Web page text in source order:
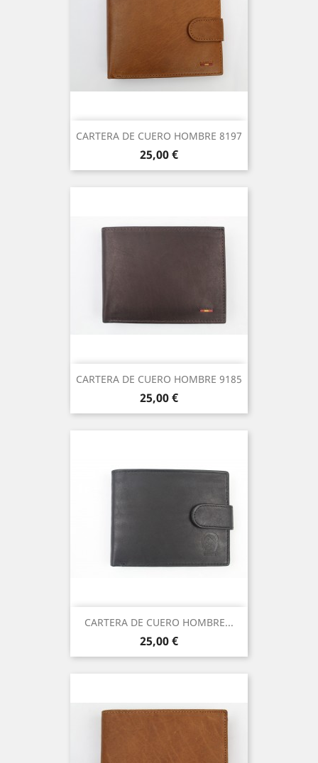
CARTERA DE CUERO HOMBRE 8197
Precio
25,00 €
CARTERA DE CUERO HOMBRE 9185
Precio
25,00 €
CARTERA DE CUERO HOMBRE...
Precio
25,00 €